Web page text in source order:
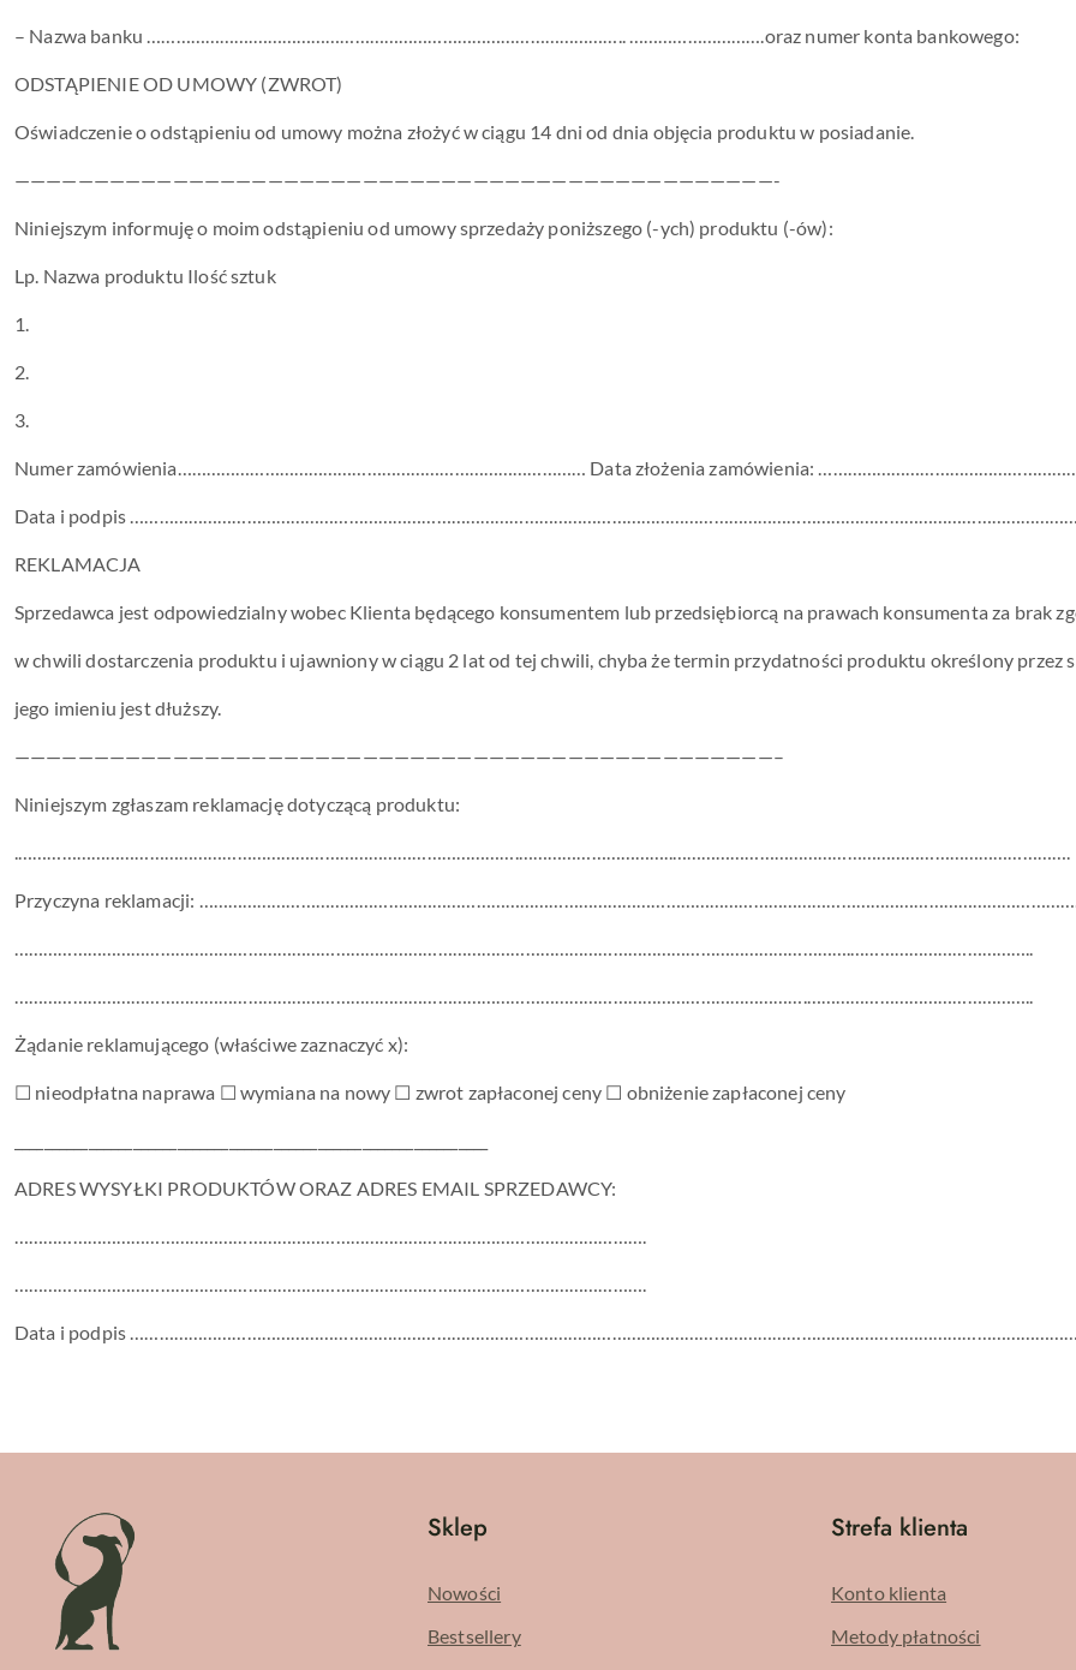
– Nazwa banku ………………….………………………………………………………………….. ……………………….oraz numer konta bankowego:
ODSTĄPIENIE OD UMOWY (ZWROT)
Oświadczenie o odstąpieniu od umowy można złożyć w ciągu 14 dni od dnia objęcia produktu w posiadanie.
————————————————————————————————————————————————-
Niniejszym informuję o moim odstąpieniu od umowy sprzedaży poniższego (-ych) produktu (-ów):
Lp. Nazwa produktu Ilość sztuk
1.
2.
3.
Numer zamówienia………………………………………………………………………… Data złożenia zamówienia:
Data i podpis
REKLAMACJA
Sprzedawca jest odpowiedzialny wobec Klienta będącego konsumentem lub przedsiębiorcą na prawach konsumenta za brak
w chwili dostarczenia produktu i ujawniony w ciągu 2 lat od tej chwili, chyba że termin przydatności produktu określony przez
jego imieniu jest dłuższy.
————————————————————————————————————————————————–
Niniejszym zgłaszam reklamację dotyczącą produktu:
.………………………………………………………………………………………….…………………………..……………………………………………………………………….
Przyczyna reklamacji:
……………………………………………………………………………………………………………………………………………………….………………………………..
……………………………………………………………………………………………………………………………………………….………………………………………..
Żądanie reklamującego (właściwe zaznaczyć x):
☐ nieodpłatna naprawa ☐ wymiana na nowy ☐ zwrot zapłaconej ceny ☐ obniżenie zapłaconej ceny
ADRES WYSYŁKI PRODUKTÓW ORAZ ADRES EMAIL SPRZEDAWCY:
………………………………………………………………………………………………………………….
………………………………………………………………………………………………………………….
Data i podpis
Sklep
Nowości
Bestsellery
Strefa klienta
Konto klienta
Metody płatności